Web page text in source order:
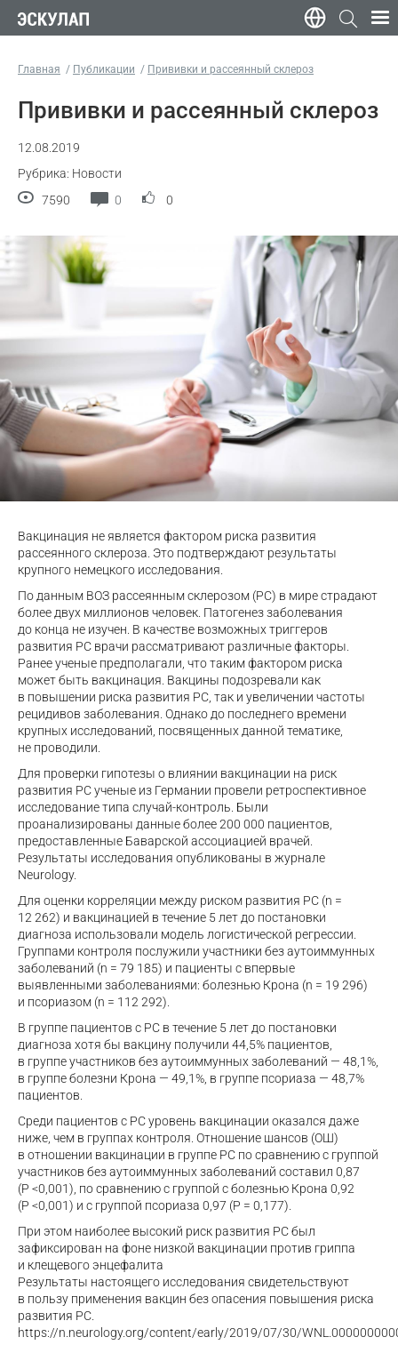
Главная Публикации Прививки и рассеянный склероз
Прививки и рассеянный склероз
12.08.2019
Рубрика: Новости
7590
0 0
Вакцинация не является фактором риска развития
рассеянного склероза. Это подтверждают результаты
крупного немецкого исследования.
По данным ВОЗ рассеянным склерозом (РС) в мире страдают
более двух миллионов человек. Патогенез заболевания
до конца не изучен. В качестве возможных триггеров
развития РС врачи рассматривают различные факторы.
Ранее ученые предполагали, что таким фактором риска
может быть вакцинация. Вакцины подозревали как
в повышении риска развития РС, так и увеличении частоты
рецидивов заболевания. Однако до последнего времени
крупных исследований, посвященных данной тематике,
не проводили.
Для проверки гипотезы о влиянии вакцинации на риск
развития РС ученые из Германии провели ретроспективное
исследование типа случай-контроль . Были
проанализированы данные более 200 000 пациентов,
предоставленные Баварской ассоциацией врачей.
Результаты исследования опубликованы в журнале
Neurology.
Для оценки корреляции между риском развития РС (n =
12 262) и вакцинацией в течение 5 лет до постановки
диагноза использовали модель логистической регрессии.
Группами контроля послужили участники без аутоиммунных
заболеваний (n = 79 185) и пациенты с впервые
выявленными заболеваниями: болезнью Крона (n = 19 296)
и псориазом (n = 112 292).
В группе пациентов с РС в течение 5 лет до постановки
диагноза хотя бы вакцину получили 44,5% пациентов,
в группе участников без аутоиммунных заболеваний — 48,1%,
в группе болезни Крона — 49,1%, в группе псориаза — 48,7%
пациентов.
Среди пациентов с РС уровень вакцинации оказался даже
ниже, чем в группах контроля. Отношение шансов (ОШ)
в отношении вакцинации в группе РС по сравнению с группой
участников без аутоиммунных заболеваний составил 0,87
(P <0,001), по сравнению с группой с болезнью Крона 0,92
(Р <0,001) и с группой псориаза 0,97 (Р = 0,177).
При этом наиболее высокий риск развития РС был
зафиксирован на фоне низкой вакцинации против гриппа
и клещевого энцефалита
Результаты настоящего исследования свидетельствуют
в пользу применения вакцин без опасения повышения риска
развития РС.
https://n.neurology.org/content/early/2019/07/30/